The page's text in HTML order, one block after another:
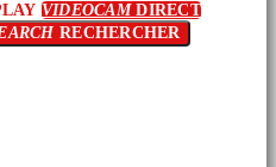
VIDEOCAMDIRECT
RECHERCHER